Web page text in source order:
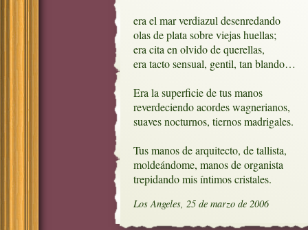
era el mar verdiazul desenredando
olas de plata sobre viejas huellas;
era cita en olvido de querellas,
era tacto sensual, gentil, tan blando…
Era la superficie de tus manos
reverdeciendo acordes wagnerianos,
suaves nocturnos, tiernos madrigales.
Tus manos de arquitecto, de tallista,
moldeándome, manos de organista
trepidando mis íntimos cristales.
Los Angeles, 25 de marzo de 2006